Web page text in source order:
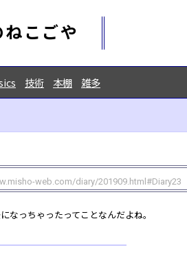
こごや
技術 本棚 雑多
web.com/diary/201909.html#Diary23
なっちゃったってことなんだよね。